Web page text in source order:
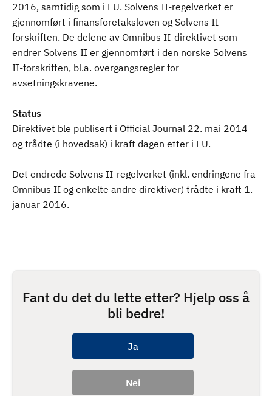
2016, samtidig som i EU. Solvens II-regelverket er
gjennomført i finansforetaksloven og Solvens II-
forskriften. De delene av Omnibus II-direktivet som
endrer Solvens II er gjennomført i den norske Solvens
II-forskriften, bl.a. overgangsregler for
avsetningskravene.
Status
Direktivet ble publisert i Official Journal 22. mai 2014
og trådte (i hovedsak) i kraft dagen etter i EU.
Det endrede Solvens II-regelverket (inkl. endringene fra
Omnibus II og enkelte andre direktiver) trådte i kraft 1.
januar 2016.
Fant du det du lette etter? Hjelp oss å
bli bedre!